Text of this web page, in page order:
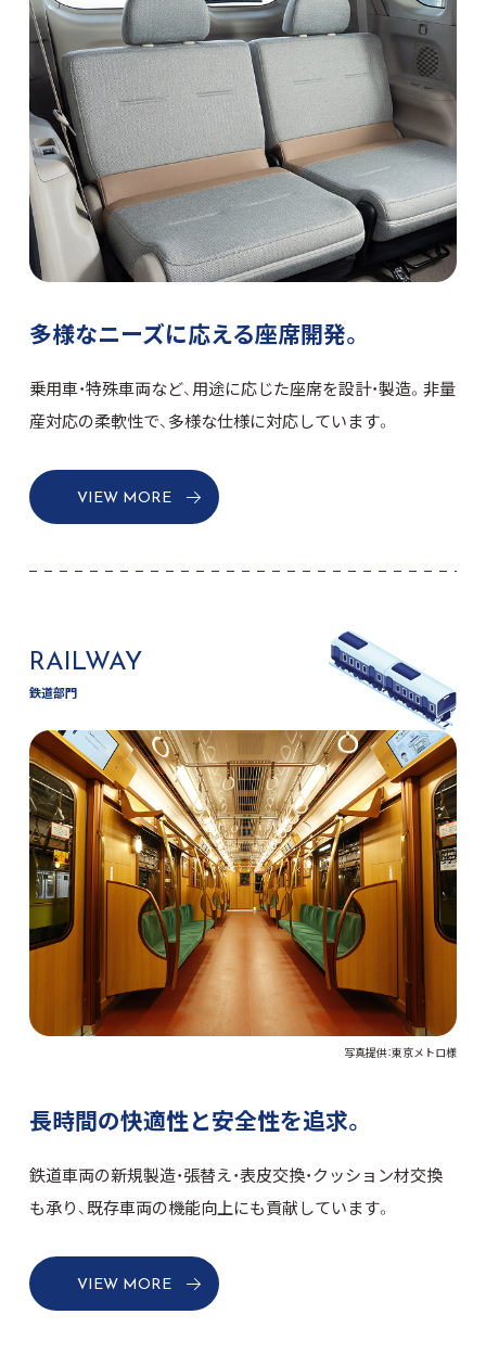
多様なニーズに応える座席開発。
乗用車・特殊車両など、用途に応じた座席を設計・製造。 非量
産対応の柔軟性で、多様な仕様に対応しています。
VIEW MORE
RAILWAY
鉄道部門
写真提供：東京メトロ様
長時間の快適性と安全性を追求。
鉄道車両の新規製造・張替え・表皮交換・クッション材交換
も承り、既存車両の機能向上にも貢献しています。
VIEW MORE